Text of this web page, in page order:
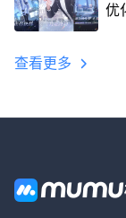
优
查看更多